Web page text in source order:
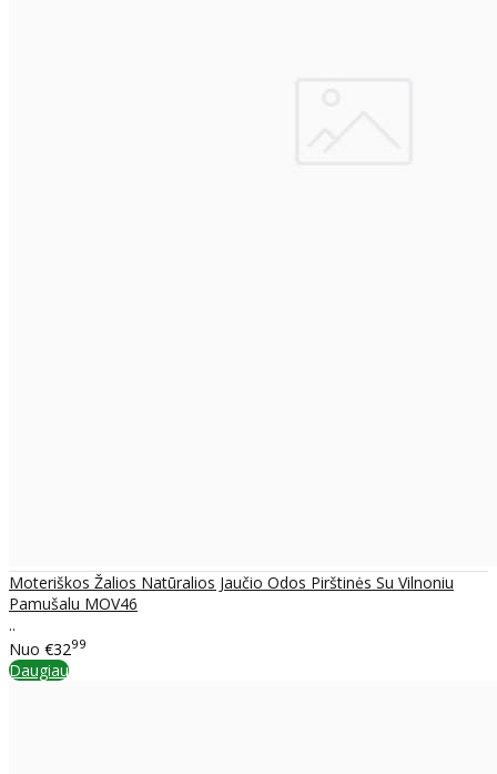
Moteriškos Žalios Natūralios Jaučio Odos Pirštinės Su Vilnoniu
Pamušalu MOV46
..
Nuo €3299
Daugiau